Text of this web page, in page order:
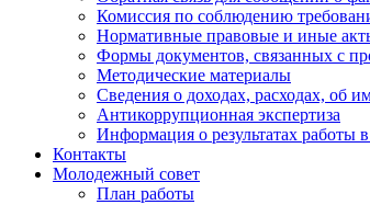
Комиссия по соблюдению
Нормативные правовые и иные
Формы документов, связанных с
Методические материалы
Сведения о доходах, расходах, об
Антикоррупционная экспертиза
Информация о результатах работы
Контакты
Молодежный совет
План работы